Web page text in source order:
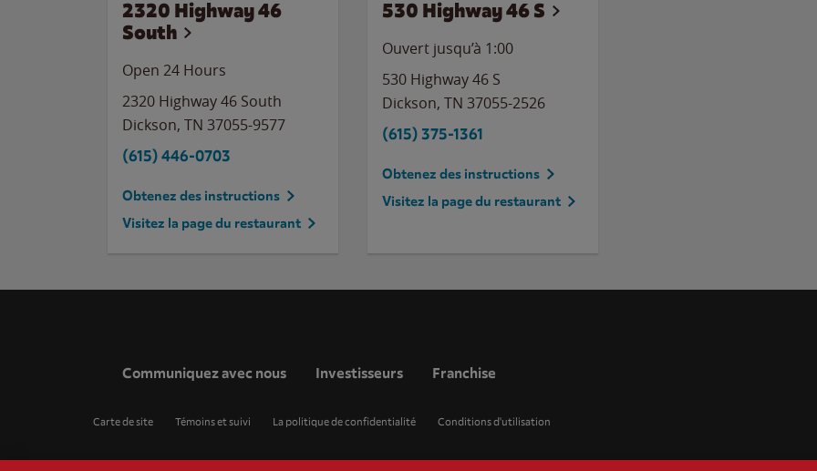
2320 Highway 46
South
Open 24 Hours
2320 Highway 46 South
Dickson, TN 37055-9577
(615) 446-0703
Obtenez des instructions
Visitez la page du restaurant
530 Highway 46 S
Ouvert jusqu’à 1:00
530 Highway 46 S
Dickson, TN 37055-2526
(615) 375-1361
Obtenez des instructions
Visitez la page du restaurant
Communiquez avec nous Investisseurs Franchise
Carte de site Témoins et suivi La politique de confidentialité Conditions d'utilisation